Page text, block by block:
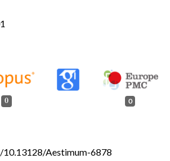
Aestimum-6878
0 0